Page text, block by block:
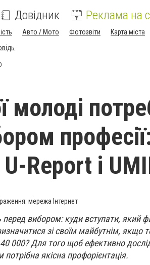
Довідник Реклама на
Авто / Мото Фотозвіти Карта міста
молоді
Report і
мережа Інтернет
вибором: куди вступати, який
зі своїм майбутнім, якщо
000? Для того щоб ефективно
якісна профорієнтація.